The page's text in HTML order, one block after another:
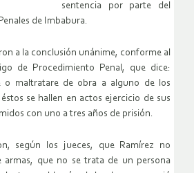
sentencia por parte del
de Imbabura.
a la conclusión unánime, conforme al
de Procedimiento Penal, que dice:
o maltratare de obra a alguno de los
se hallen en actos ejercicio de sus
con uno a tres años de prisión.
según los jueces, que Ramírez no
que no se trata de un persona